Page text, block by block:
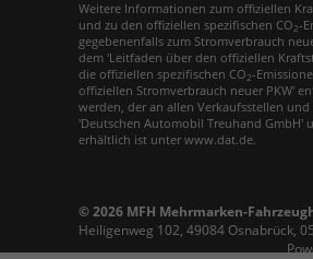
Weitere Informationen zum offiziellen
und zu den offiziellen spezifischen CO2-
gegebenenfalls zum Stromverbrauch
dem 'Leitfaden über den offiziellen
die offiziellen spezifischen CO2-
offiziellen Stromverbrauch neuer PKW'
werden, der an allen Verkaufsstellen und
'Deutschen Automobil Treuhand GmbH'
erhältlich ist unter www.dat.de.
© 2026 MFH Mehrmarken-
Heiligenweg 102, 49084 Osnabrück,